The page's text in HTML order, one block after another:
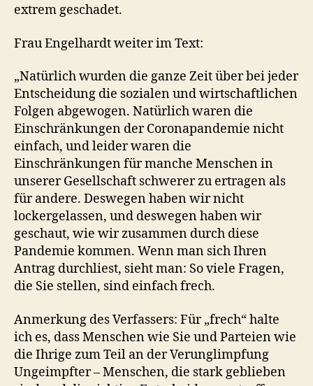
extrem geschadet.
Frau Engelhardt weiter im Text:
„Natürlich wurden die ganze Zeit über bei jeder
Entscheidung die sozialen und wirtschaftlichen
Folgen abgewogen. Natürlich waren die
Einschränkungen der Coronapandemie nicht
einfach, und leider waren die
Einschränkungen für manche Menschen in
unserer Gesellschaft schwerer zu ertragen als
für andere. Deswegen haben wir nicht
lockergelassen, und deswegen haben wir
geschaut, wie wir zusammen durch diese
Pandemie kommen. Wenn man sich Ihren
Antrag durchliest, sieht man: So viele Fragen,
die Sie stellen, sind einfach frech.
Anmerkung des Verfassers: Für „frech“ halte
ich es, dass Menschen wie Sie und Parteien wie
die Ihrige zum Teil an der Verunglimpfung
Ungeimpfter – Menschen, die stark geblieben